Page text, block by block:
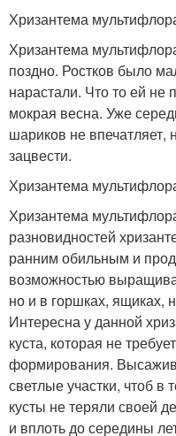
Хризантема
Хризантема
поздно. Ростков было
нарастали. Что то ей не
мокрая весна. Уже
шариков не впечатляет,
зацвести.
Хризантема
Хризантема
разновидностей
ранним обильным и
возможностью
но и в горшках, ящиках,
Интересна у данной
куста, которая не
формирования.
светлые участки, чтоб в
кусты не теряли своей
и вплоть до середины